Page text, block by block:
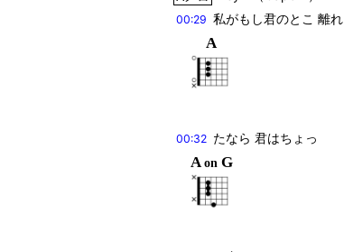
00:29 私がもし君のとこ 離れ
A
00:32 たなら 君はちょっ
A on G